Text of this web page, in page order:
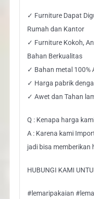
✓ Furniture Dapat
Rumah dan Kantor
✓ Furniture Kokoh,
Bahan Berkualitas
✓ Bahan metal 100%
✓ Harga pabrik
✓ Awet dan Tahan
Q : Kenapa harga
A : Karena kami
jadi bisa memberikan
HUBUNGI KAMI
#lemaripakaian